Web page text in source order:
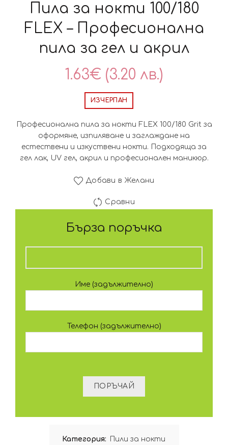
Пила за нокти 100/180
FLEX – Професионална
пила за гел и акрил
1.63€ (3.20 лв.)
ИЗЧЕРПАН
Професионална пила за нокти FLEX 100/180 Grit за
оформяне, изпиляване и заглаждане на
естествени и изкуствени нокти. Подходяща за
гел лак, UV гел, акрил и професионален маникюр.
Добави в Желани
Сравни
Бърза поръчка
Име (задължително)
Телефон (задължително)
Категория: Пили за нокти